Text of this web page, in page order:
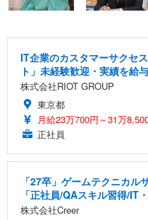
IT企業のカスタマーサクセ
ト」未経験歓迎・実績を給
株式会社RIOT GROUP
東京都
月給23万700円～31万
正社員
「27卒」ゲームテクニカ
「正社員/QAスキル習得/IT
株式会社Creer